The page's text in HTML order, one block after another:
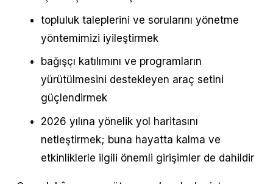
topluluk taleplerini ve sorularını yönetme
yöntemimizi iyileştirmek
bağışçı katılımını ve programların
yürütülmesini destekleyen araç setini
güçlendirmek
2026 yılına yönelik yol haritasını
netleştirmek; buna hayatta kalma ve
etkinliklerle ilgili önemli girişimler de dahildir